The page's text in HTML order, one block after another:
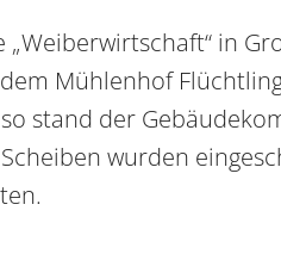
„Weiberwirtschaft“ in
Mühlenhof
stand der
wurden